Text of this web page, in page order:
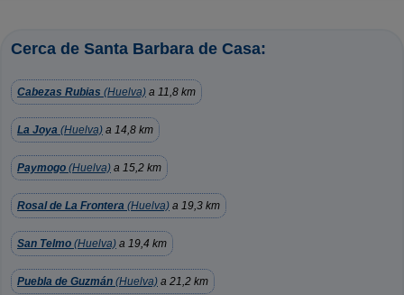
Cerca de Santa Barbara de Casa:
Cabezas Rubias (Huelva) a 11,8 km
La Joya (Huelva) a 14,8 km
Paymogo (Huelva) a 15,2 km
Rosal de La Frontera (Huelva) a 19,3 km
San Telmo (Huelva) a 19,4 km
Puebla de Guzmán (Huelva) a 21,2 km